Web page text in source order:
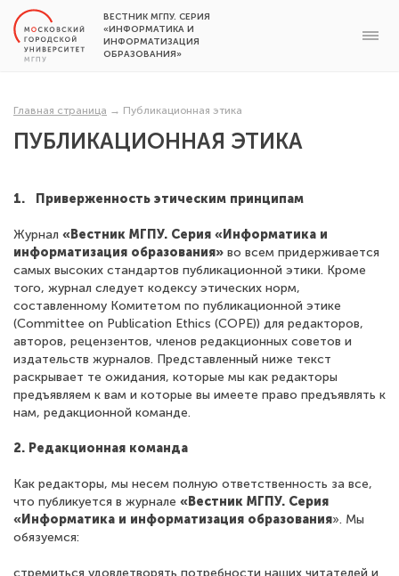
ВЕСТНИК МГПУ. СЕРИЯ
«ИНФОРМАТИКА И
ИНФОРМАТИЗАЦИЯ
ОБРАЗОВАНИЯ»
Главная страница → Публикационная этика
ПУБЛИКАЦИОННАЯ ЭТИКА
1. Приверженность этическим принципам
Журнал «Вестник МГПУ. Серия «Информатика и
информатизация образования» во всем придерживается
самых высоких стандартов публикационной этики. Кроме
того, журнал следует кодексу этических норм,
составленному Комитетом по публикационной этике
(Committee on Publication Ethics (COPE)) для редакторов,
авторов, рецензентов, членов редакционных советов и
издательств журналов. Представленный ниже текст
раскрывает те ожидания, которые мы как редакторы
предъявляем к вам и которые вы имеете право предъявлять к
нам, редакционной команде.
2. Редакционная команда
Как редакторы, мы несем полную ответственность за все,
что публикуется в журнале «Вестник МГПУ. Серия
«Информатика и информатизация образования». Мы
обязуемся:
стремиться удовлетворять потребности наших читателей и